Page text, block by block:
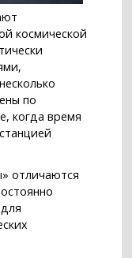
космической
по
когда время
отличаются